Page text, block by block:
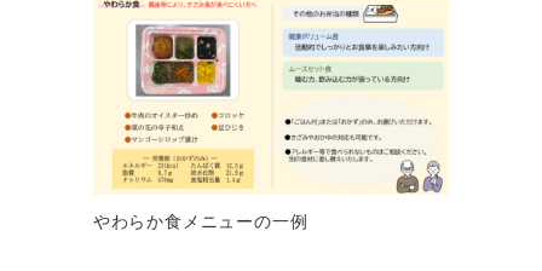
やわらか食メニューの一例